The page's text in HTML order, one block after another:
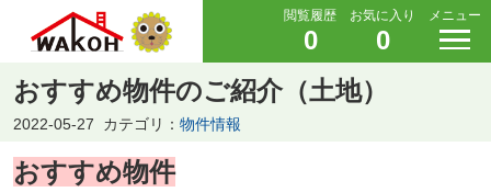
閲覧履歴
0
お気に入り
0
メニュー
おすすめ物件のご紹介（土地）
2022-05-27 カテゴリ： 物件情報
おすすめ物件